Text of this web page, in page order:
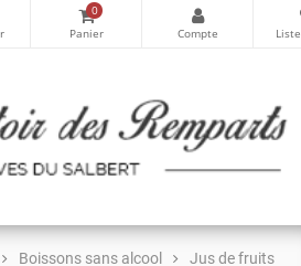
0
Boissons sans alcool Jus de fruits